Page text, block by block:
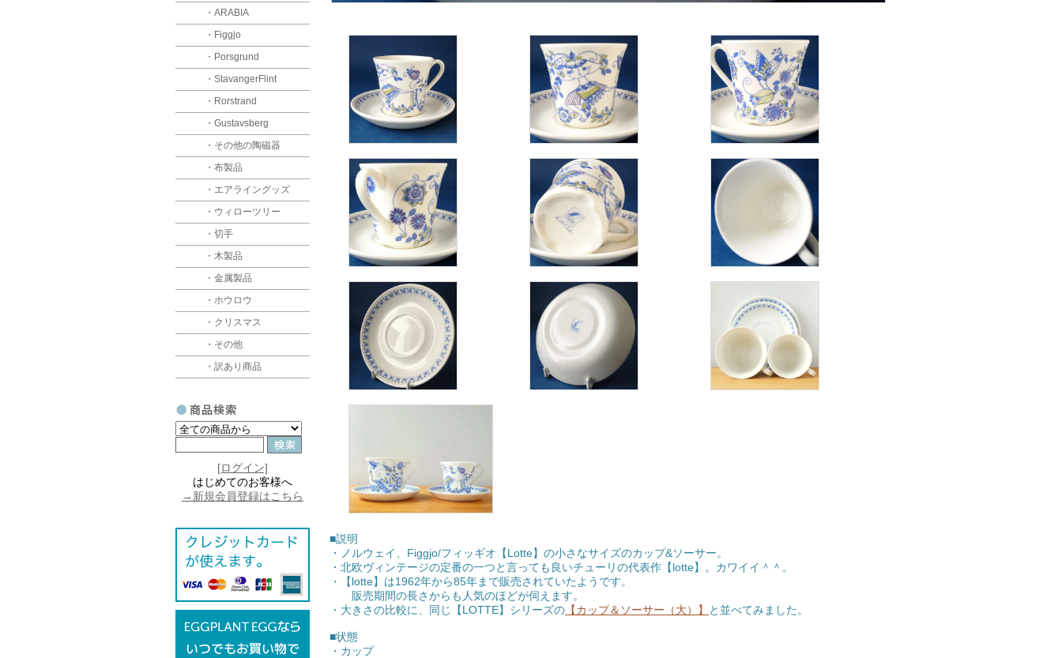
■説明
・ノルウェイ、Figgjo/フィッギオ【Lotte】の小さなサイズのカップ&ソーサー。
・北欧ヴィンテージの定番の一つと言っても良いチューリの代表作【lotte】。カワイイ＾＾。
・【lotte】は1962年から85年まで販売されていたようです。
販売期間の長さからも人気のほどが伺えます。
・大きさの比較に、同じ【LOTTE】シリーズの 【カップ＆ソーサー（大）】 と並べてみました。
■状態
・カップ
・ARABIA
・Figgjo
・Porsgrund
・StavangerFlint
・Rorstrand
・Gustavsberg
・その他の陶磁器
・布製品
・エアライングッズ
・ウィローツリー
・切手
・木製品
・金属製品
・ホウロウ
・クリスマス
・その他
・訳あり商品
[ログイン]
はじめてのお客様へ
→新規会員登録はこちら